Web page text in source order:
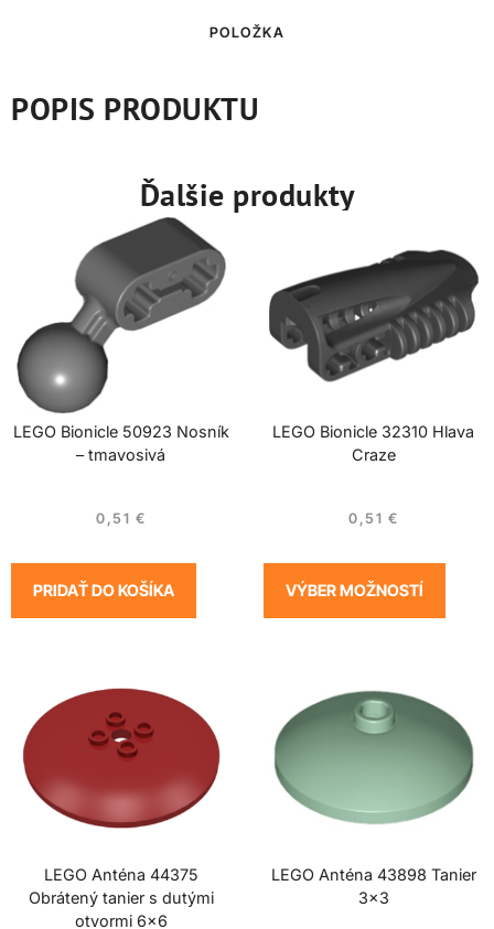
POLOŽKA
POPIS PRODUKTU
Ďalšie produkty
LEGO Bionicle 50923 Nosník
– tmavosivá
0,51 €
PRIDAŤ DO KOŠÍKA
LEGO Bionicle 32310 Hlava
Craze
0,51 €
VÝBER MOŽNOSTÍ
LEGO Anténa 44375
Obrátený tanier s dutými
otvormi 6×6
LEGO Anténa 43898 Tanier
3×3